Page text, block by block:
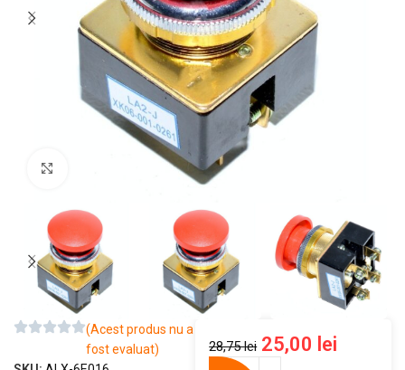
(Acest produs nu a
fost evaluat)
28,75lei 25,00 lei